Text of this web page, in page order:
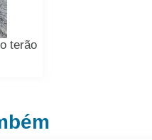
terão